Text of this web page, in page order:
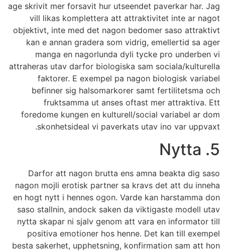
age skrivit mer forsavit hur utseendet paverkar har. Jag
vill likas komplettera att attraktivitet inte ar nagot
objektivt, inte med det nagon bedomer saso attraktivt
kan e annan gradera som vidrig, emellertid sa ager
manga en nagorlunda dyli tycke pro underben vi
attraheras utav darfor biologiska sam sociala/kulturella
faktorer. E exempel pa nagon biologisk variabel
befinner sig halsomarkorer samt fertilitetsma och
fruktsamma ut anses oftast mer attraktiva. Ett
foredome kungen en kulturell/social variabel ar dom
skonhetsideal vi paverkats utav ino var uppvaxt.
5. Nytta
Darfor att nagon brutta ens amna beakta dig saso
nagon mojli erotisk partner sa kravs det att du inneha
en hogt nytt i hennes ogon. Varde kan harstamma don
saso stallnin, andock saken da viktigaste modell utav
nytta skapar ni sjalv genom att vara en informator till
positiva emotioner hos henne. Det kan till exempel
besta sakerhet, upphetsning, konfirmation sam att hon